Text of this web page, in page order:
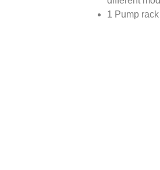
1 Pump rack